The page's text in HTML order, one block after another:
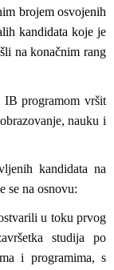
brojem osvojenih
kandidata koje je
na konačnim rang
IB programom vršit
nauku i
kandidata na
se na osnovu:
u toku prvog
studija po
i programima, s